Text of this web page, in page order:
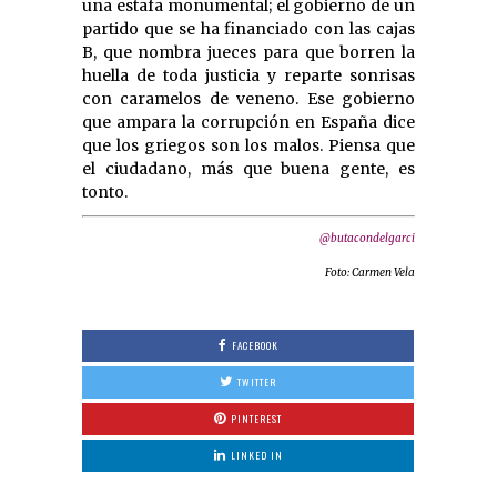
una estafa monumental; el gobierno de un
partido que se ha financiado con las cajas
B, que nombra jueces para que borren la
huella de toda justicia y reparte sonrisas
con caramelos de veneno. Ese gobierno
que ampara la corrupción en España dice
que los griegos son los malos. Piensa que
el ciudadano, más que buena gente, es
tonto.
@butacondelgarci
Foto: Carmen Vela
FACEBOOK
TWITTER
PINTEREST
LINKED IN